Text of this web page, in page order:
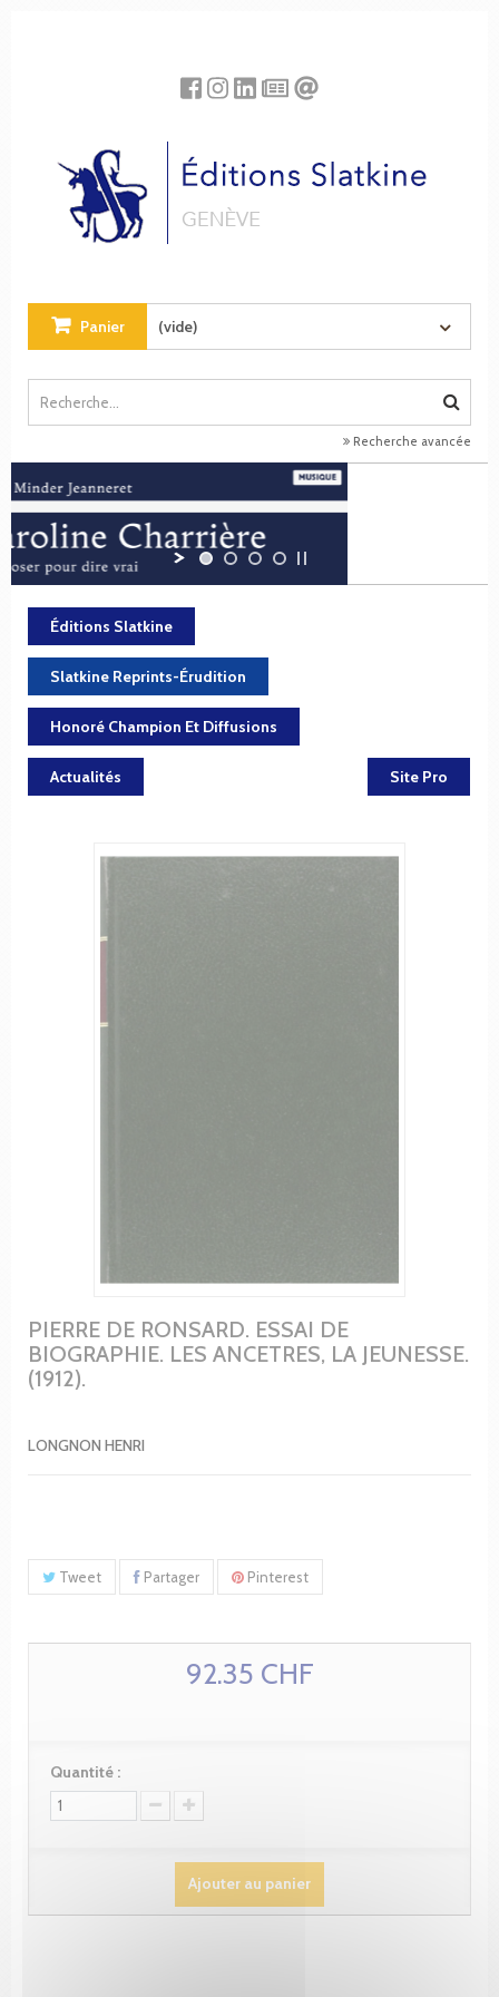
Panier (vide)
Recherche avancée
Éditions Slatkine
Slatkine Reprints-Érudition
Honoré Champion Et Diffusions
Actualités Site Pro
PIERRE DE RONSARD. ESSAI DE
BIOGRAPHIE. LES ANCETRES, LA JEUNESSE.
(1912).
LONGNON HENRI
Tweet Partager Pinterest
92.35 CHF
Quantité :
Ajouter au panier